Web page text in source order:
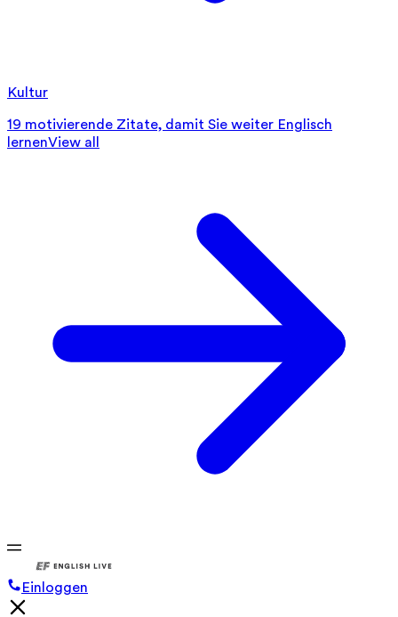
Kultur
19 motivierende Zitate, damit Sie weiter Englisch
lernenView all
Einloggen